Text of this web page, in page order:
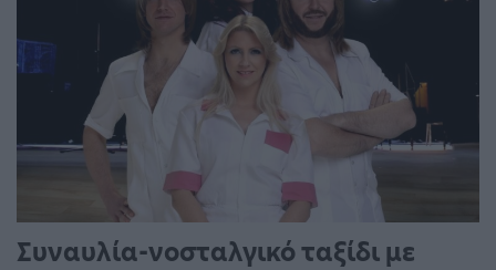
Συναυλία-νοσταλγικό ταξίδι με